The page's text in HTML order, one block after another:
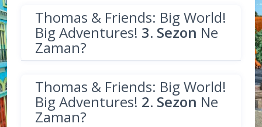
Thomas & Friends: Big World!
Big Adventures! 3. Sezon Ne
Zaman?
Thomas & Friends: Big World!
Big Adventures! 2. Sezon Ne
Zaman?